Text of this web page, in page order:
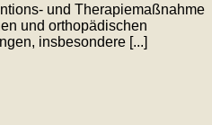
und Therapiemaßnahme
und orthopädischen
insbesondere [...]